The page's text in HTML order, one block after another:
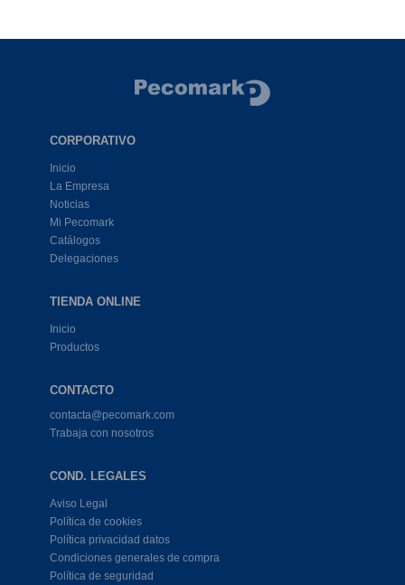
CORPORATIVO
Inicio
La Empresa
Noticias
Mi Pecomark
Catálogos
Delegaciones
TIENDA ONLINE
Inicio
Productos
CONTACTO
contacta@pecomark.com
Trabaja con nosotros
COND. LEGALES
Aviso Legal
Política de cookies
Política privacidad datos
Condiciones generales de compra
Política de seguridad